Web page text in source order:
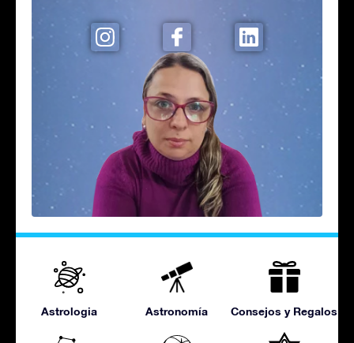
Astrologia Astronomía Consejos y Regalos